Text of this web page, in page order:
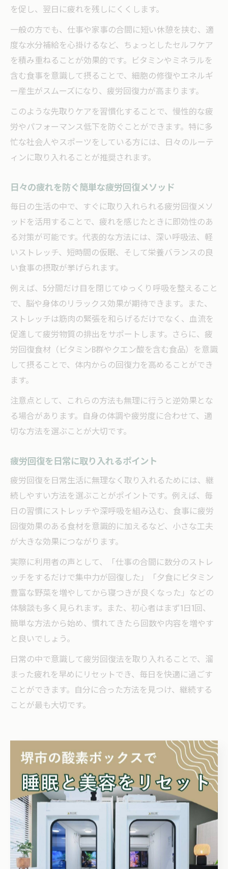
を促し、翌日に疲れを残しにくくします。
一般の方でも、仕事や家事の合間に短い休憩を挟む、適
度な水分補給を心掛けるなど、ちょっとしたセルフケア
を積み重ねることが効果的です。ビタミンやミネラルを
含む食事を意識して摂ることで、細胞の修復やエネルギ
ー産生がスムーズになり、疲労回復力が高まります。
このような先取りケアを習慣化することで、慢性的な疲
労やパフォーマンス低下を防ぐことができます。特に多
忙な社会人やスポーツをしている方には、日々のルーテ
ィンに取り入れることが推奨されます。
日々の疲れを防ぐ簡単な疲労回復メソッド
毎日の生活の中で、すぐに取り入れられる疲労回復メソ
ッドを活用することで、疲れを感じたときに即効性のあ
る対策が可能です。代表的な方法には、深い呼吸法、軽
いストレッチ、短時間の仮眠、そして栄養バランスの良
い食事の摂取が挙げられます。
例えば、5分間だけ目を閉じてゆっくり呼吸を整えること
で、脳や身体のリラックス効果が期待できます。また、
ストレッチは筋肉の緊張を和らげるだけでなく、血流を
促進して疲労物質の排出をサポートします。さらに、疲
労回復食材（ビタミンB群やクエン酸を含む食品）を意識
して摂ることで、体内からの回復力を高めることができ
ます。
注意点として、これらの方法も無理に行うと逆効果とな
る場合があります。自身の体調や疲労度に合わせて、適
切な方法を選ぶことが大切です。
疲労回復を日常に取り入れるポイント
疲労回復を日常生活に無理なく取り入れるためには、継
続しやすい方法を選ぶことがポイントです。例えば、毎
日の習慣にストレッチや深呼吸を組み込む、食事に疲労
回復効果のある食材を意識的に加えるなど、小さな工夫
が大きな効果につながります。
実際に利用者の声として、「仕事の合間に数分のストレ
ッチをするだけで集中力が回復した」「夕食にビタミン
豊富な野菜を増やしてから寝つきが良くなった」などの
体験談も多く見られます。また、初心者はまず1日1回、
簡単な方法から始め、慣れてきたら回数や内容を増やす
と良いでしょう。
日常の中で意識して疲労回復法を取り入れることで、溜
まった疲れを早めにリセットでき、毎日を快適に過ごす
ことができます。自分に合った方法を見つけ、継続する
ことが最も大切です。
身体の疲れを軽減する最新習慣
話題の疲労回復習慣で身体を守る方法
疲労回復のためには、毎日の生活習慣を見直すことが重
要です。特に睡眠の質を高めることは、体の疲れを取る
方法として非常に効果的とされています。十分な睡眠時
間を確保し、寝る前にはスマートフォンやパソコンの画
面を見ないようにするなど、リラックスできる環境作り